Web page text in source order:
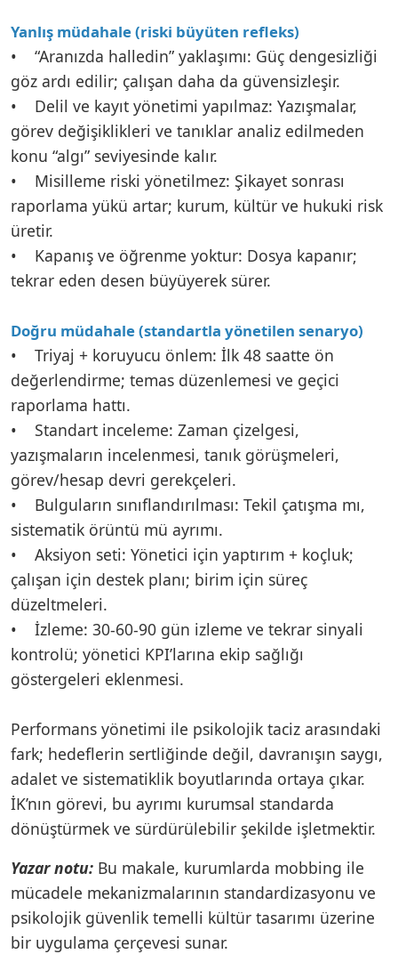
Yanlış müdahale (riski büyüten refleks)
• “Aranızda halledin” yaklaşımı: Güç dengesizliği
göz ardı edilir; çalışan daha da güvensizleşir.
• Delil ve kayıt yönetimi yapılmaz: Yazışmalar,
görev değişiklikleri ve tanıklar analiz edilmeden
konu “algı” seviyesinde kalır.
• Misilleme riski yönetilmez: Şikayet sonrası
raporlama yükü artar; kurum, kültür ve hukuki risk
üretir.
• Kapanış ve öğrenme yoktur: Dosya kapanır;
tekrar eden desen büyüyerek sürer.
Doğru müdahale (standartla yönetilen senaryo)
• Triyaj + koruyucu önlem: İlk 48 saatte ön
değerlendirme; temas düzenlemesi ve geçici
raporlama hattı.
• Standart inceleme: Zaman çizelgesi,
yazışmaların incelenmesi, tanık görüşmeleri,
görev/hesap devri gerekçeleri.
• Bulguların sınıflandırılması: Tekil çatışma mı,
sistematik örüntü mü ayrımı.
• Aksiyon seti: Yönetici için yaptırım + koçluk;
çalışan için destek planı; birim için süreç
düzeltmeleri.
• İzleme: 30-60-90 gün izleme ve tekrar sinyali
kontrolü; yönetici KPI’larına ekip sağlığı
göstergeleri eklenmesi.
Performans yönetimi ile psikolojik taciz arasındaki
fark; hedeflerin sertliğinde değil, davranışın saygı,
adalet ve sistematiklik boyutlarında ortaya çıkar.
İK’nın görevi, bu ayrımı kurumsal standarda
dönüştürmek ve sürdürülebilir şekilde işletmektir.
Yazar notu: Bu makale, kurumlarda mobbing ile
mücadele mekanizmalarının standardizasyonu ve
psikolojik güvenlik temelli kültür tasarımı üzerine
bir uygulama çerçevesi sunar.